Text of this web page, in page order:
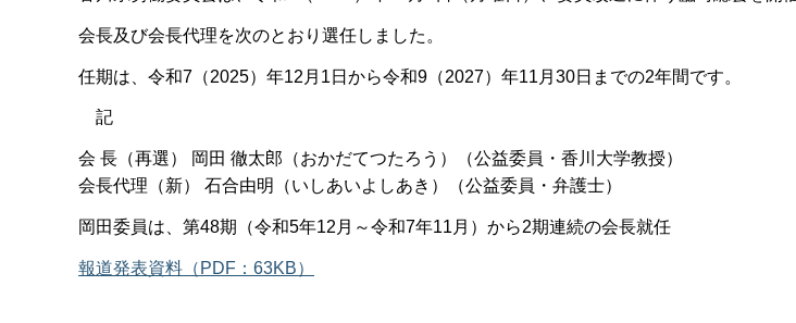
会長及び会長代理を次のとおり選任しました。
任期は、令和7（2025）年12月1日から令和9（2027）年11月30日までの2年間です。
記
会 長（再選） 岡田 徹太郎（おかだてつたろう）（公益委員・香川大学教授）
会長代理（新） 石合由明（いしあいよしあき）（公益委員・弁護士）
岡田委員は、第48期（令和5年12月～令和7年11月）から2期連続の会長就任
報道発表資料（PDF：63KB）